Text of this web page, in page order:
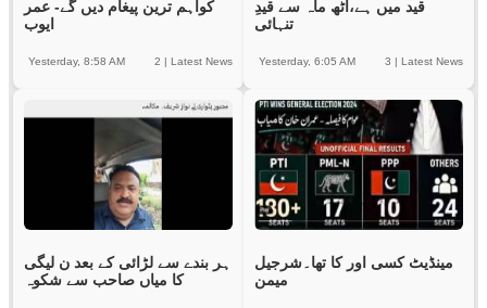
کواہم ترین پیغام دیں گے- عمر
ایوب
2 | Latest News
Yesterday, 8:58 AM
قید میں ہے،آٹھ ماہ سے قیدِ
تنہائی
3 | Latest News
Yesterday, 6:05 AM
ہر بندے سے لڑائی کے بعد ن لیگی
کا میاں صاحب سے شکوہ
مینڈیٹ کسی اور کا تھا۔شرجیل
میمن